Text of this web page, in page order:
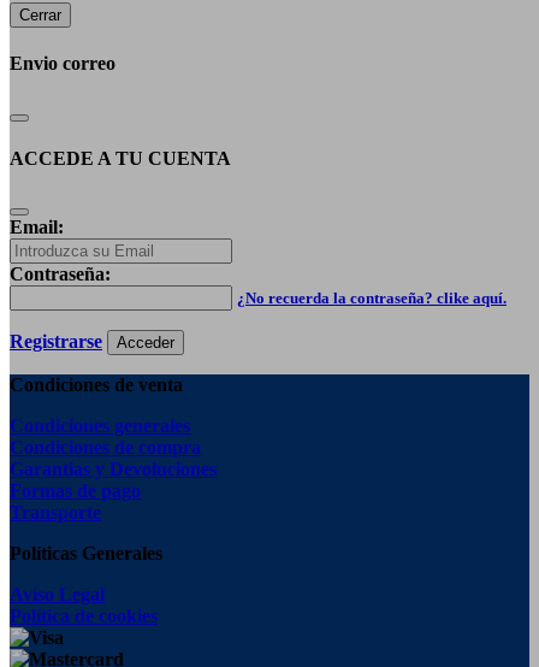
Cerrar
Envio correo
ACCEDE A TU CUENTA
Email:
Contraseña:
¿No recuerda la contraseña? clike aquí.
Registrarse Acceder
Condiciones de venta
Condiciones generales
Condiciones de compra
Garantias y Devoluciones
Formas de pago
Transporte
Políticas Generales
Aviso Legal
Política de cookies